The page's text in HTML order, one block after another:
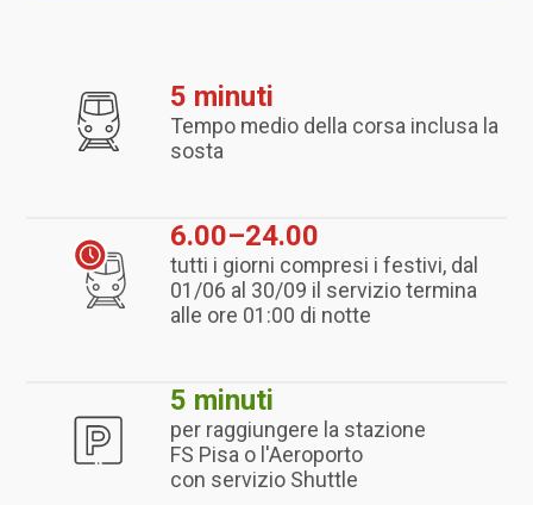
5 minuti
Tempo medio della corsa inclusa la
sosta
6.00–24.00
tutti i giorni compresi i festivi, dal
01/06 al 30/09 il servizio termina
alle ore 01:00 di notte
5 minuti
per raggiungere la stazione
FS Pisa o l'Aeroporto
con servizio Shuttle